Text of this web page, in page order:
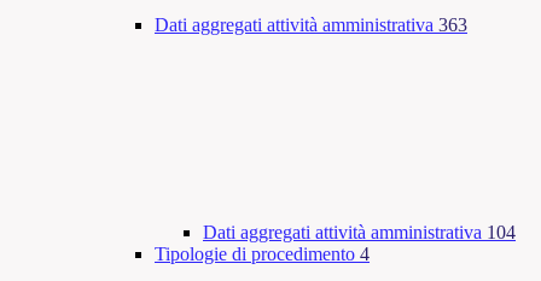
Dati aggregati attività amministrativa 363
Dati aggregati attività amministrativa 104
Tipologie di procedimento 4